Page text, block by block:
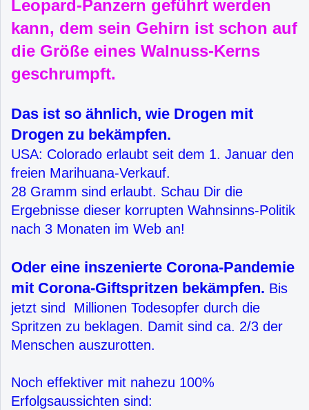
Leopard-Panzern geführt werden
kann, dem sein Gehirn ist schon auf
die Größe eines Walnuss-Kerns
geschrumpft.
Das ist so ähnlich, wie Drogen mit
Drogen zu bekämpfen.
USA: Colorado erlaubt seit dem 1. Januar den
freien Marihuana-Verkauf.
28 Gramm sind erlaubt. Schau Dir die
Ergebnisse dieser korrupten Wahnsinns-Politik
nach 3 Monaten im Web an!
Oder eine inszenierte Corona-Pandemie
mit Corona-Giftspritzen bekämpfen. Bis
jetzt sind Millionen Todesopfer durch die
Spritzen zu beklagen. Damit sind ca. 2/3 der
Menschen auszurotten.
Noch effektiver mit nahezu 100%
Erfolgsaussichten sind: